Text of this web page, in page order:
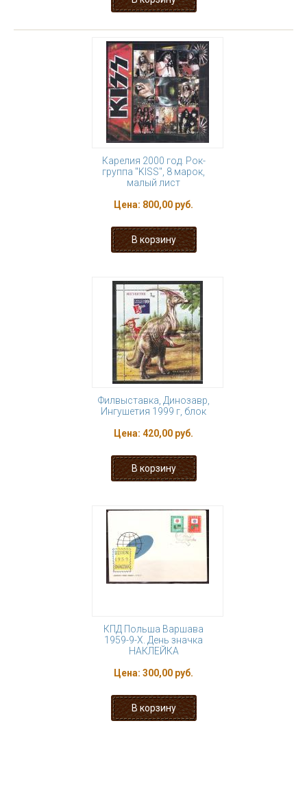
Карелия 2000 год. Рок-
группа "KISS", 8 марок,
малый лист
Цена: 800,00 руб.
Филвыставка, Динозавр,
Ингушетия 1999 г, блок
Цена: 420,00 руб.
КПД Польша Варшава
1959-9-Х. День значка
НАКЛЕЙКА
Цена: 300,00 руб.